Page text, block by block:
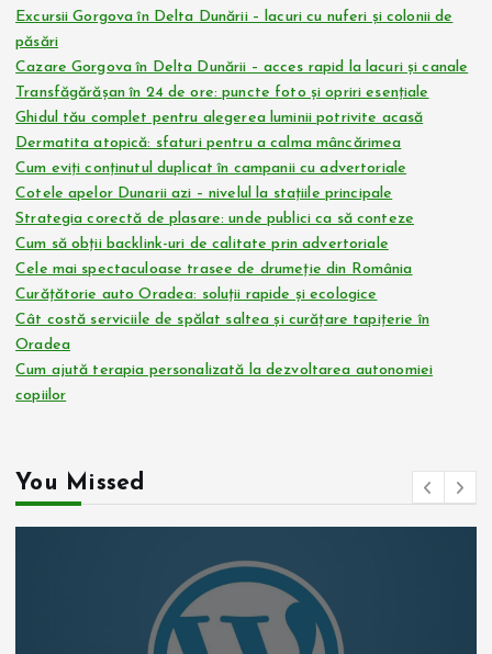
Excursii Gorgova în Delta Dunării – lacuri cu nuferi și colonii de
păsări
Cazare Gorgova în Delta Dunării – acces rapid la lacuri și canale
Transfăgărășan în 24 de ore: puncte foto și opriri esențiale
Ghidul tău complet pentru alegerea luminii potrivite acasă
Dermatita atopică: sfaturi pentru a calma mâncărimea
Cum eviți conținutul duplicat în campanii cu advertoriale
Cotele apelor Dunarii azi – nivelul la stațiile principale
Strategia corectă de plasare: unde publici ca să conteze
Cum să obții backlink-uri de calitate prin advertoriale
Cele mai spectaculoase trasee de drumeție din România
Curățătorie auto Oradea: soluții rapide și ecologice
Cât costă serviciile de spălat saltea și curățare tapițerie în
Oradea
Cum ajută terapia personalizată la dezvoltarea autonomiei
copiilor
You Missed